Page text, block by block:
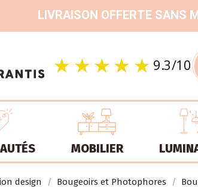
LIVRAISON OFFERTE SANS
MOBILIER
design Bougeoirs et Photophores